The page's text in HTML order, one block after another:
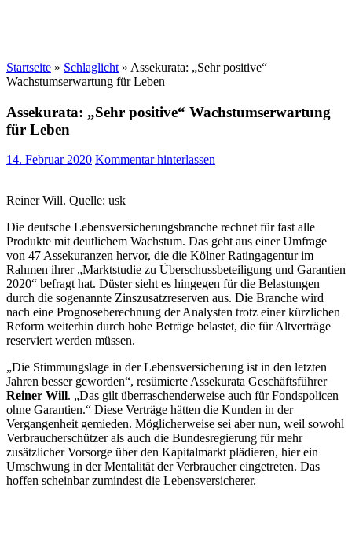
Startseite » Schlaglicht » Assekurata: „Sehr positive“
Wachstumserwartung für Leben
Assekurata: „Sehr positive“ Wachstumserwartung
für Leben
14. Februar 2020 Kommentar hinterlassen
Reiner Will. Quelle: usk
Die deutsche Lebensversicherungsbranche rechnet für fast alle
Produkte mit deutlichem Wachstum. Das geht aus einer Umfrage
von 47 Assekuranzen hervor, die die Kölner Ratingagentur im
Rahmen ihrer „Marktstudie zu Überschussbeteiligung und Garantien
2020“ befragt hat. Düster sieht es hingegen für die Belastungen
durch die sogenannte Zinszusatzreserven aus. Die Branche wird
nach eine Prognoseberechnung der Analysten trotz einer kürzlichen
Reform weiterhin durch hohe Beträge belastet, die für Altverträge
reserviert werden müssen.
„Die Stimmungslage in der Lebensversicherung ist in den letzten
Jahren besser geworden“, resümierte Assekurata Geschäftsführer
Reiner Will. „Das gilt überraschenderweise auch für Fondspolicen
ohne Garantien.“ Diese Verträge hätten die Kunden in der
Vergangenheit gemieden. Möglicherweise sei aber nun, weil sowohl
Verbraucherschützer als auch die Bundesregierung für mehr
zusätzlicher Vorsorge über den Kapitalmarkt plädieren, hier ein
Umschwung in der Mentalität der Verbraucher eingetreten. Das
hoffen scheinbar zumindest die Lebensversicherer.